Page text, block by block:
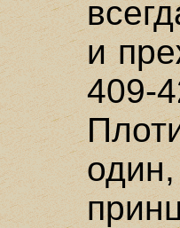
и
409-